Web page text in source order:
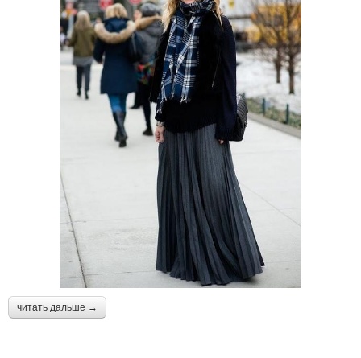
читать дальше →